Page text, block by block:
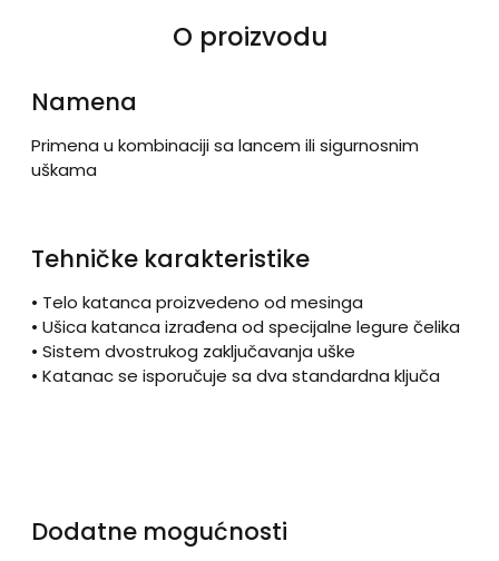
O proizvodu
Namena
Primena u kombinaciji sa lancem ili sigurnosnim
uškama
Tehničke karakteristike
• Telo katanca proizvedeno od mesinga
• Ušica katanca izrađena od specijalne legure čelika
• Sistem dvostrukog zaključavanja uške
• Katanac se isporučuje sa dva standardna ključa
Dodatne mogućnosti